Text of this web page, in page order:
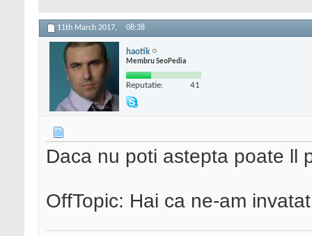
11th March 2017, 08:38
haotik
Membru SeoPedia
Reputatie: 41
Daca nu poti astepta poate ll
OffTopic: Hai ca ne-am